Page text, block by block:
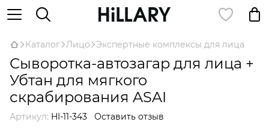
Каталог Лицо Экспертные комплексы для лица
Сыворотка-автозагар для лица +
Убтан для мягкого
скрабирования ASAI
Артикул: HI-11-343 Оставить отзыв